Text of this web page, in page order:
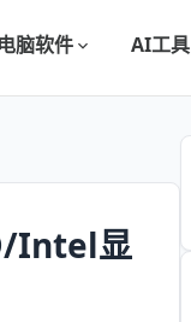
电脑软件 AI工具
Intel显